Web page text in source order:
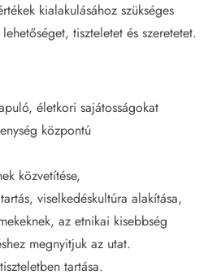
kialakulásához szükséges
tiszteletet és szeretetet.
életkori sajátosságokat
központú
közvetítése,
viselkedéskultúra alakítása,
az etnikai kisebbség
megnyitjuk az utat.
tartása.